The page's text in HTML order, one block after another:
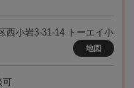
西小岩3-31-14 トーエイ小
地図
可